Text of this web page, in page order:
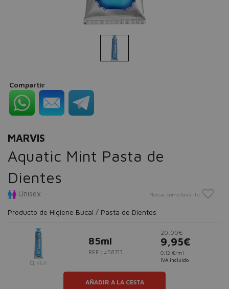
Compartir
MARVIS
Aquatic Mint Pasta de
Dientes
Unisex Marcar como favorito
Producto de Higiene Bucal / Pasta de Dientes
VER
85ml
REF.: #58713
20,00€
9,95€
0,12 €/ml
IVA incluido
AÑADIR A LA CESTA